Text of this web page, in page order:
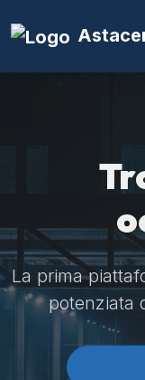
La prima
potenziata